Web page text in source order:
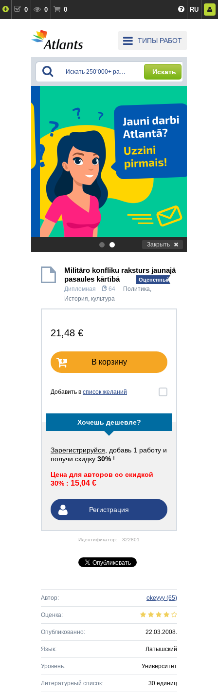
0 0 0 RU
ТИПЫ РАБОТ
Искать
. Закрыть
Militāro konfliku raksturs jaunajā
pasaules kārtībā
Оцененный!
Дипломная 64 Политика,
История, культура
21,48 €
В корзину
Добавить в список желаний
Хочешь дешевле?
Зарегистрируйся , добавь 1 работу и
получи скидку 30% !
Цена для авторов со скидкой
30% : 15,04 €
Регистрация
Идентификатор: 322801
Автор: okeyyy (65)
Оценка:
Опубликованно: 22.03.2008.
Язык: Латышский
Уровень: Университет
Литературный список: 30 единиц